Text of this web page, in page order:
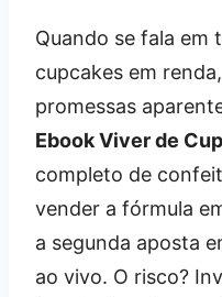
Quando se fala em
cupcakes em
promessas
Ebook Viver de
completo de
vender a fórmula
a segunda aposta
ao vivo. O risco?